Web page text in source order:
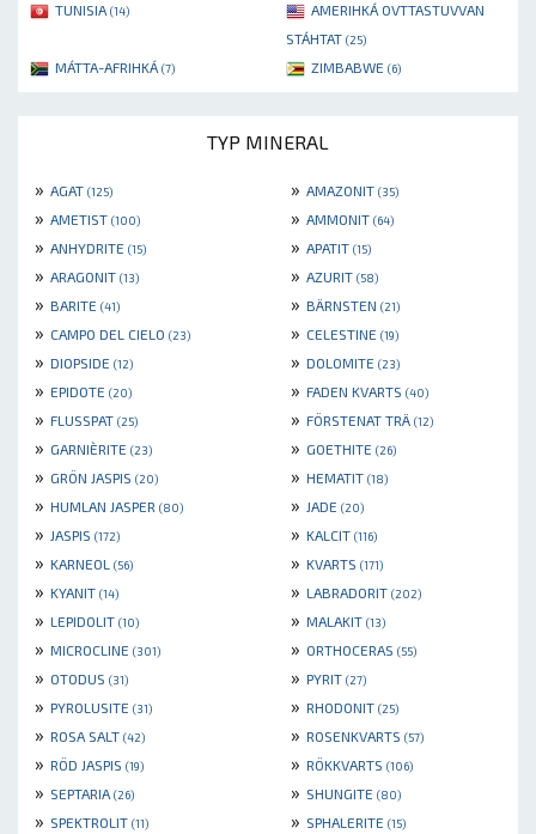
TUNISIA (14)
AMERIHKÁ OVTTASTUVVAN
STÁHTAT (25)
MÁTTA-AFRIHKÁ (7) ZIMBABWE (6)
TYP MINERAL
» AGAT (125) » AMAZONIT (35)
» AMETIST (100) » AMMONIT (64)
» ANHYDRITE (15) » APATIT (15)
» ARAGONIT (13) » AZURIT (58)
» BARITE (41) » BÄRNSTEN (21)
» CAMPO DEL CIELO (23) » CELESTINE (19)
» DIOPSIDE (12) » DOLOMITE (23)
» EPIDOTE (20) » FADEN KVARTS (40)
» FLUSSPAT (25) » FÖRSTENAT TRÄ (12)
» GARNIÈRITE (23) » GOETHITE (26)
» GRÖN JASPIS (20) » HEMATIT (18)
» HUMLAN JASPER (80) » JADE (20)
» JASPIS (172) » KALCIT (116)
» KARNEOL (56) » KVARTS (171)
» KYANIT (14) » LABRADORIT (202)
» LEPIDOLIT (10) » MALAKIT (13)
» MICROCLINE (301) » ORTHOCERAS (55)
» OTODUS (31) » PYRIT (27)
» PYROLUSITE (31) » RHODONIT (25)
» ROSA SALT (42) » ROSENKVARTS (57)
» RÖD JASPIS (19) » RÖKKVARTS (106)
» SEPTARIA (26) » SHUNGITE (80)
» SPEKTROLIT (11) » SPHALERITE (15)